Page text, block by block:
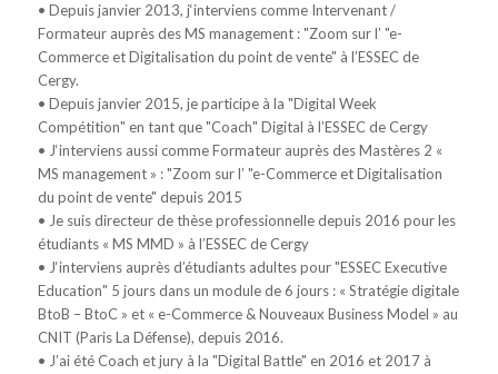
• Depuis janvier 2013, j‘interviens comme Intervenant /
Formateur auprès des MS management : "Zoom sur l’ "e-
Commerce et Digitalisation du point de vente" à l’ESSEC de
Cergy.
• Depuis janvier 2015, je participe à la "Digital Week
Compétition" en tant que "Coach" Digital à l’ESSEC de Cergy
• J‘interviens aussi comme Formateur auprès des Mastères 2 «
MS management » : "Zoom sur l’ "e-Commerce et Digitalisation
du point de vente" depuis 2015
• Je suis directeur de thèse professionnelle depuis 2016 pour les
étudiants « MS MMD » à l’ESSEC de Cergy
• J‘interviens auprès d’étudiants adultes pour "ESSEC Executive
Education" 5 jours dans un module de 6 jours : « Stratégie digitale
BtoB – BtoC » et « e-Commerce & Nouveaux Business Model » au
CNIT (Paris La Défense), depuis 2016.
• J’ai été Coach et jury à la "Digital Battle" en 2016 et 2017 à